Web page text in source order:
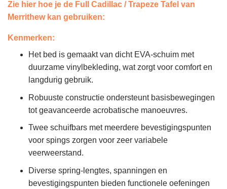
Zie hier hoe je de Full Cadillac / Trapeze Tafel van
Merrithew kan gebruiken:
Kenmerken:
Het bed is gemaakt van dicht EVA-schuim met
duurzame vinylbekleding, wat zorgt voor comfort en
langdurig gebruik.
Robuuste constructie ondersteunt basisbewegingen
tot geavanceerde acrobatische manoeuvres.
Twee schuifbars met meerdere bevestigingspunten
voor spings zorgen voor zeer variabele
veerweerstand.
Diverse spring-lengtes, spanningen en
bevestigingspunten bieden functionele oefeningen